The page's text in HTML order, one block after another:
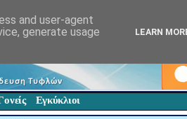
Εγκύκλιοι
and user-agent
generate usage
LEARN